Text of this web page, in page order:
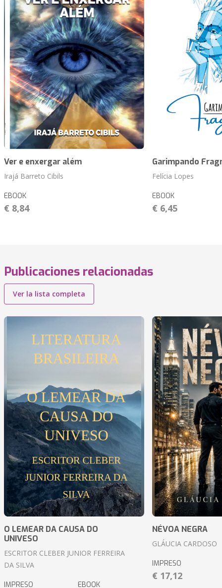
Ver e enxergar além
Irajá Barreto Cibils
EBOOK
€ 8,84
Garimpando
Felícia Lopes
EBOOK
€ 6,45
Publicaciones relacionadas
Ver la lista completa
O LEMEAR DA CAUSA DO
UNIVESO
ESCRITOR CLEBER JUNIOR FERREIRA
DA SILVA
IMPRESO EBOOK
NÉVOA NEGRA
GLÁUCIA CARDOSO
IMPRESO
€ 17,12